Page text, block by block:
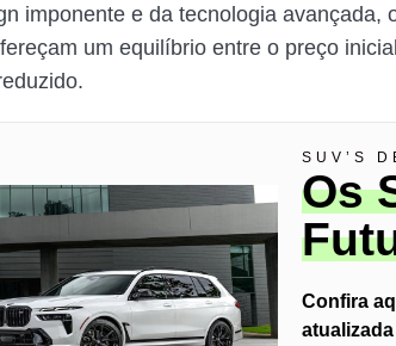
imponente e da tecnologia avançada,
um equilíbrio entre o preço
SUV’S
Os
Confira